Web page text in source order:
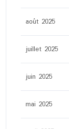
août 2025
juillet 2025
juin 2025
mai 2025